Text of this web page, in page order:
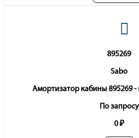
895269
Sabo
Амортизатор кабины 895269
По запросу
0 ₽